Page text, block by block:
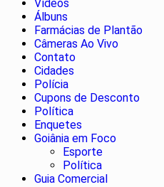
Vídeos
Álbuns
Farmácias de Plantão
Câmeras Ao Vivo
Contato
Cidades
Polícia
Cupons de Desconto
Política
Enquetes
Goiânia em Foco
Esporte
Política
Guia Comercial